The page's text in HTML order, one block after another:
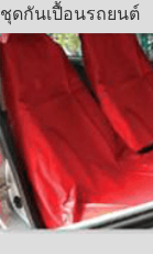
ชุดกันเปื้อนรถยนต์